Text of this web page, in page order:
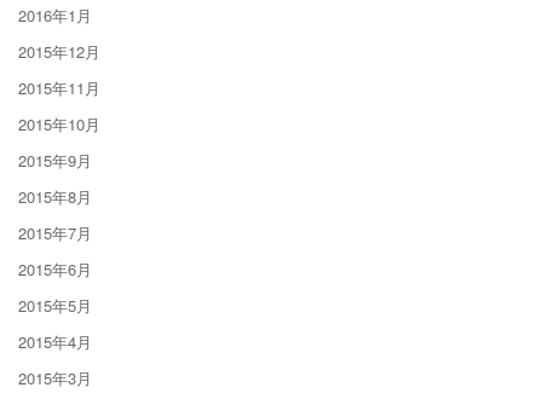
2016年1月
2015年12月
2015年11月
2015年10月
2015年9月
2015年8月
2015年7月
2015年6月
2015年5月
2015年4月
2015年3月